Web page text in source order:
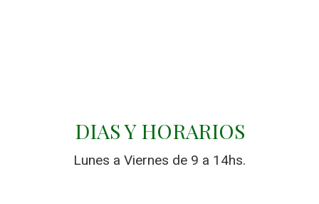
DIAS Y HORARIOS
Lunes a Viernes de 9 a 14hs.